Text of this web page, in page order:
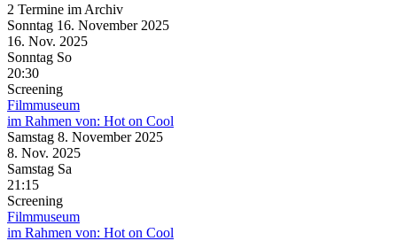
2 Termine im Archiv
Sonntag 16. November 2025
16. Nov. 2025
Sonntag So
20:30
Screening
Filmmuseum
im Rahmen von: Hot on Cool
Samstag 8. November 2025
8. Nov. 2025
Samstag Sa
21:15
Screening
Filmmuseum
im Rahmen von: Hot on Cool